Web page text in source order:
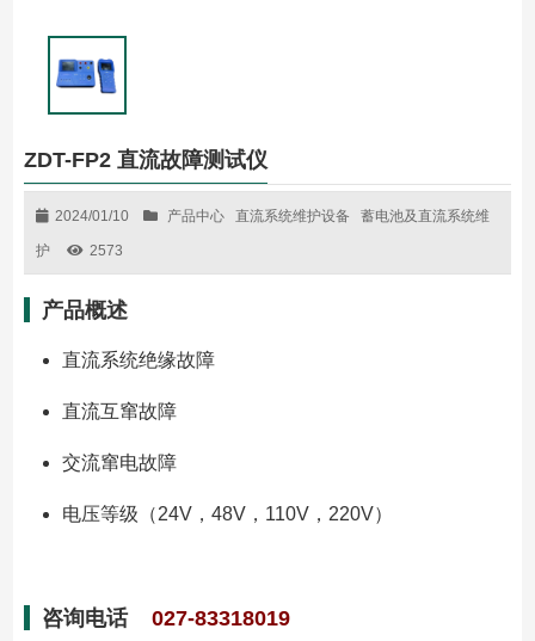
ZDT-FP2 直流故障测试仪
2024/01/10 产品中心 直流系统维护设备 蓄电池及直流系统维
护 2573
产品概述
直流系统绝缘故障
直流互窜故障
交流窜电故障
电压等级（24V，48V，110V，220V）
咨询电话 027-83318019